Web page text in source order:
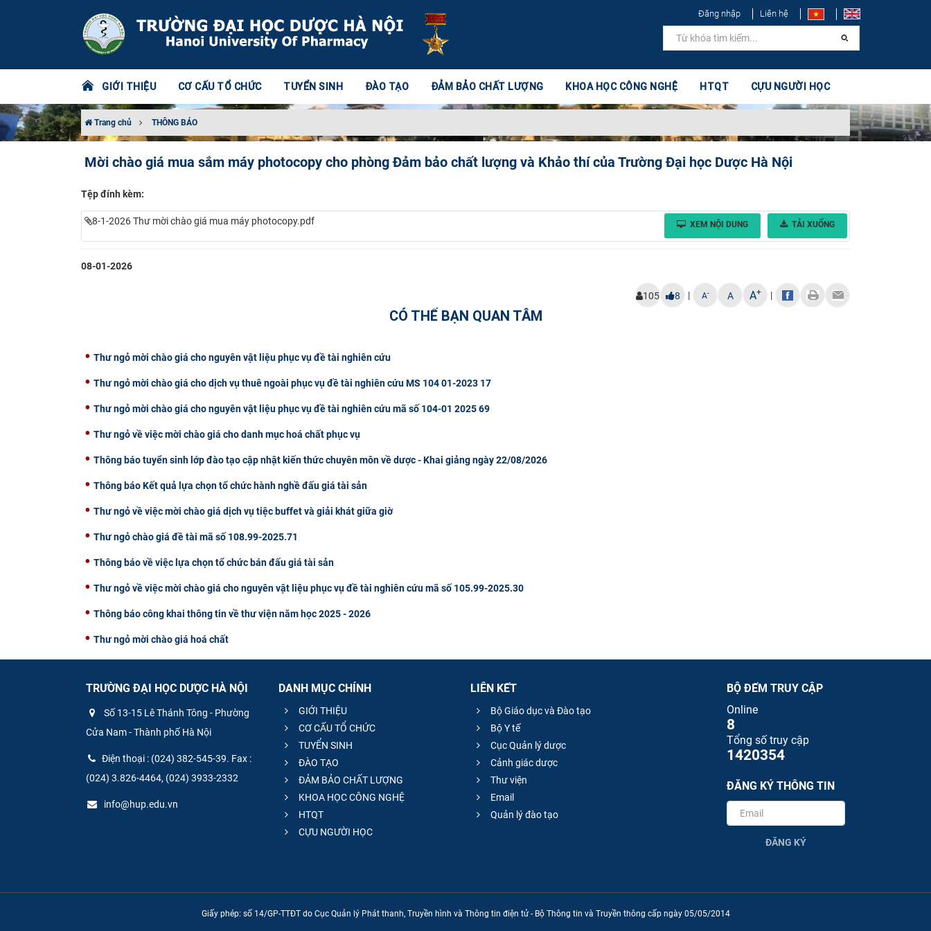
Đăng nhập Liên hệ
GIỚI THIỆU CƠ CẤU TỔ CHỨC TUYỂN SINH ĐÀO TẠO ĐẢM BẢO CHẤT LƯỢNG KHOA HỌC CÔNG NGHỆ HTQT CỰU NGƯỜI HỌC
Trang chủ THÔNG BÁO
Mời chào giá mua sắm máy photocopy cho phòng Đảm bảo chất lượng và Khảo thí của Trường Đại học Dược Hà Nội
Tệp đính kèm:
8-1-2026 Thư mời chào giá mua máy photocopy.pdf XEM NỘI DUNG TẢI XUỐNG
08-01-2026
105 8 | A- A A+ |
CÓ THỂ BẠN QUAN TÂM
Thư ngỏ mời chào giá cho nguyên vật liệu phục vụ đề tài nghiên cứu
Thư ngỏ mời chào giá cho dịch vụ thuê ngoài phục vụ đề tài nghiên cứu MS 104 01-2023 17
Thư ngỏ mời chào giá cho nguyên vật liệu phục vụ đề tài nghiên cứu mã số 104-01 2025 69
Thư ngỏ về việc mời chào giá cho danh mục hoá chất phục vụ
Thông báo tuyển sinh lớp đào tạo cập nhật kiến thức chuyên môn về dược - Khai giảng ngày 22/08/2026
Thông báo Kết quả lựa chọn tổ chức hành nghề đấu giá tài sản
Thư ngỏ về việc mời chào giá dịch vụ tiệc buffet và giải khát giữa giờ
Thư ngỏ chào giá đề tài mã số 108.99-2025.71
Thông báo về việc lựa chọn tổ chức bán đấu giá tài sản
Thư ngỏ về việc mời chào giá cho nguyên vật liệu phục vụ đề tài nghiên cứu mã số 105.99-2025.30
Thông báo công khai thông tin về thư viện năm học 2025 - 2026
Thư ngỏ mời chào giá hoá chất
TRƯỜNG ĐẠI HỌC DƯỢC HÀ NỘI
Số 13-15 Lê Thánh Tông - Phường
Cửa Nam - Thành phố Hà Nội
Điện thoại : (024) 382-545-39. Fax :
(024) 3.826-4464, (024) 3933-2332
info@hup.edu.vn
DANH MỤC CHÍNH
GIỚI THIỆU
CƠ CẤU TỔ CHỨC
TUYỂN SINH
ĐÀO TẠO
ĐẢM BẢO CHẤT LƯỢNG
KHOA HỌC CÔNG NGHỆ
HTQT
CỰU NGƯỜI HỌC
LIÊN KẾT
Bộ Giáo dục và Đào tạo
Bộ Y tế
Cục Quản lý dược
Cảnh giác dược
Thư viện
Email
Quản lý đào tạo
BỘ ĐẾM TRUY CẬP
Online
8
Tổng số truy cập
1420354
ĐĂNG KÝ THÔNG TIN
ĐĂNG KÝ
Giấy phép: số 14/GP-TTĐT do Cục Quản lý Phát thanh, Truyền hình và Thông tin điện tử - Bộ Thông tin và Truyền thông cấp ngày 05/05/2014